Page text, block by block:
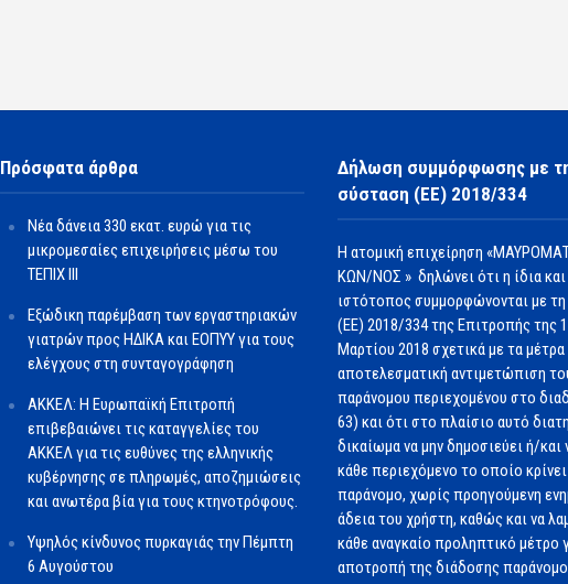
Πρόσφατα άρθρα
Νέα δάνεια 330 εκατ. ευρώ για τις
μικρομεσαίες επιχειρήσεις μέσω του
ΤΕΠΙΧ ΙΙΙ
Εξώδικη παρέμβαση των εργαστηριακών
γιατρών προς ΗΔΙΚΑ και ΕΟΠΥΥ για τους
ελέγχους στη συνταγογράφηση
ΑΚΚΕΛ: Η Ευρωπαϊκή Επιτροπή
επιβεβαιώνει τις καταγγελίες του
ΑΚΚΕΛ για τις ευθύνες της ελληνικής
κυβέρνησης σε πληρωμές, αποζημιώσεις
και ανωτέρα βία για τους κτηνοτρόφους.
Υψηλός κίνδυνος πυρκαγιάς την Πέμπτη
6 Αυγούστου
Δήλωση συμμόρφωσης με
σύσταση (ΕΕ) 2018/334
Η ατομική επιχείρηση
ΚΩΝ/ΝΟΣ » δηλώνει ότι η ίδια
ιστότοπος συμμορφώνονται με
(ΕΕ) 2018/334 της Επιτροπής της
Μαρτίου 2018 σχετικά με τα μέτρα
αποτελεσματική αντιμετώπιση
παράνομου περιεχομένου στο
63) και ότι στο πλαίσιο αυτό
δικαίωμα να μην δημοσιεύει ή/και
κάθε περιεχόμενο το οποίο κρίνει
παράνομο, χωρίς προηγούμενη
άδεια του χρήστη, καθώς και να
κάθε αναγκαίο προληπτικό μέτρο
αποτροπή της διάδοσης